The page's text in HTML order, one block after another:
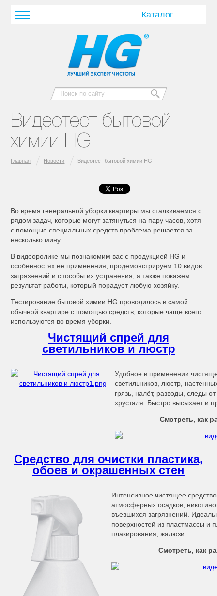
Видеотест бытовой
химии HG
Главная Новости Видеотест бытовой химии HG
Во время генеральной уборки квартиры мы сталкиваемся с
рядом задач, которые могут затянуться на пару часов, хотя
с помощью специальных средств проблема решается за
несколько минут.
В видеоролике мы познакомим вас с продукцией HG и
особенностях ее применения, продемонстрируем 10 видов
загрязнений и способы их устранения, а также покажем
результат работы, который порадует любую хозяйку.
Тестирование бытовой химии HG проводилось в самой
обычной квартире с помощью средств, которые чаще всего
используются во время уборки.
Чистящий спрей для
светильников и люстр
Удобное в применении
светильников, люстр,
грязь, налёт, разводы, следы
хрусталя. Быстро высыхает и
Смотреть, как
Средство для очистки пластика,
обоев и окрашенных стен
Интенсивное чистящее
атмосферных осадков,
въевшихся загрязнений.
поверхностей из пластмассы и
плакирования, жалюзи.
Смотреть, как